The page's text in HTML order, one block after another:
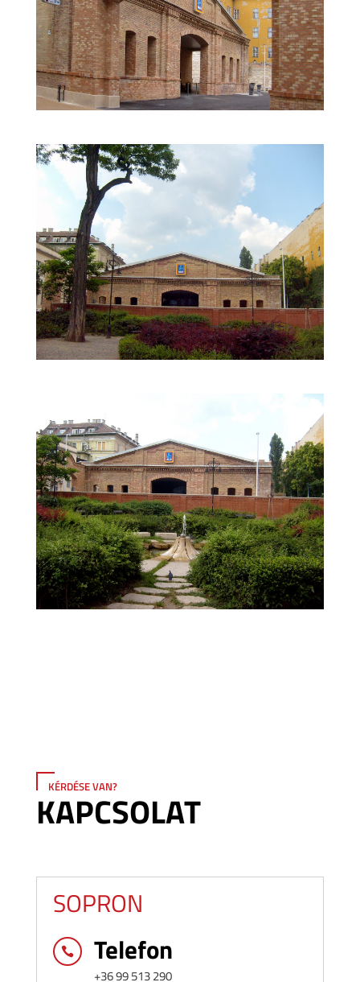
KÉRDÉSE VAN?
KAPCSOLAT
SOPRON
 Telefon
+36 99 513 290